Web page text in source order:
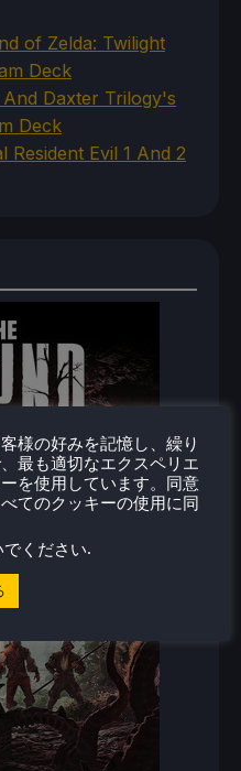
of Zelda: Twilight
Deck
Daxter Trilogy's
Deck
Resident Evil 1 And 2
様の好みを記憶し、繰り
最も適切なエクスペリエ
を使用しています。同意
てのクッキーの使用に同
ください.